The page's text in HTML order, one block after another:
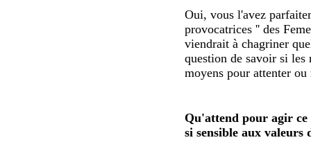
Oui, vous l'avez
provocatrices '' des
viendrait à chagriner
question de savoir si les
moyens pour attenter
Qu'attend pour agir ce
si sensible aux valeurs